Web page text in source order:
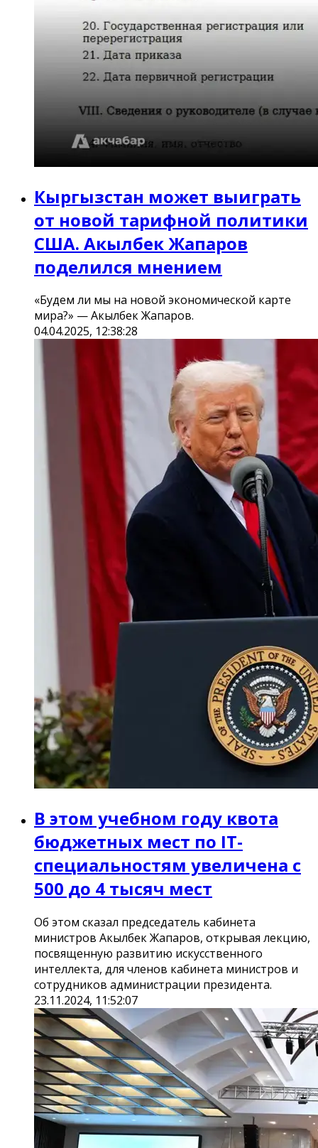
Кыргызстан может выиграть
от новой тарифной политики
США. Акылбек Жапаров
поделился мнением
«Будем ли мы на новой экономической карте
мира?» — Акылбек Жапаров.
04.04.2025, 12:38:28
В этом учебном году квота
бюджетных мест по IT-
специальностям увеличена с
500 до 4 тысяч мест
Об этом сказал председатель кабинета
министров Акылбек Жапаров, открывая лекцию,
посвященную развитию искусственного
интеллекта, для членов кабинета министров и
сотрудников администрации президента.
23.11.2024, 11:52:07